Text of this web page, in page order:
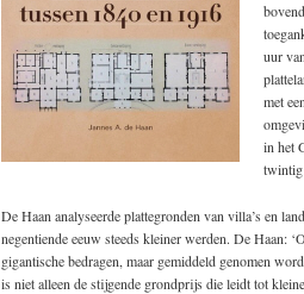
uur
met
in het
twintig
De Haan analyseerde plattegronden van villa’s en
negentiende eeuw steeds kleiner werden. De Haan:
gigantische bedragen, maar gemiddeld genomen
is niet alleen de stijgende grondprijs die leidt tot